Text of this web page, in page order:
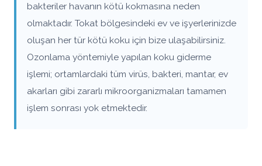
bakteriler havanın kötü kokmasına neden
olmaktadır. Tokat bölgesindeki ev ve işyerlerinizde
oluşan her tür kötü koku için bize ulaşabilirsiniz.
Ozonlama yöntemiyle yapılan koku giderme
işlemi; ortamlardaki tüm virüs, bakteri, mantar, ev
akarları gibi zararlı mikroorganizmaları tamamen
işlem sonrası yok etmektedir.